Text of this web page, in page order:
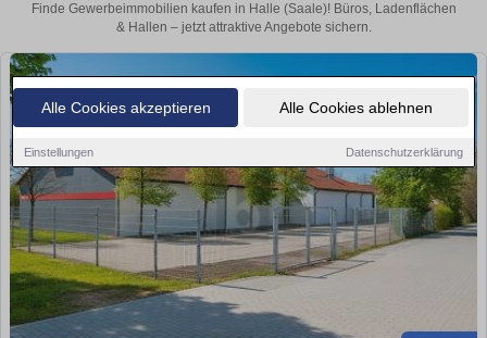
Alle Cookies akzeptieren Alle Cookies ablehnen
Einstellungen Datenschutzerklärung
Finde Gewerbeimmobilien kaufen in Halle (Saale)! Büros, Ladenflächen
& Hallen – jetzt attraktive Angebote sichern.